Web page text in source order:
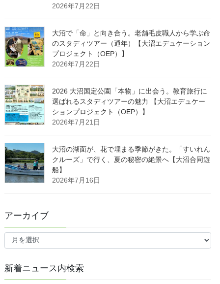
2026年7月22日
大沼で「命」と向き合う。老舗毛皮職人から学ぶ命
のスタディツアー（通年）【大沼エデュケーション
プロジェクト（OEP）】
2026年7月22日
2026 大沼国定公園「本物」に出会う。教育旅行に
選ばれるスタディツアーの魅力 【大沼エデュケー
ションプロジェクト（OEP）】
2026年7月21日
大沼の湖面が、花で埋まる季節がきた。「すいれん
クルーズ」で行く、夏の秘密の絶景へ【大沼合同遊
船】
2026年7月16日
アーカイブ
ア
イ
ブ
新着ニュース内検索